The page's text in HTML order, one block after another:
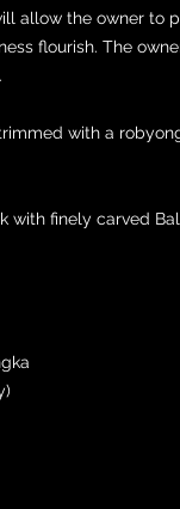
allow the owner to
flourish. The
with a
with finely carved